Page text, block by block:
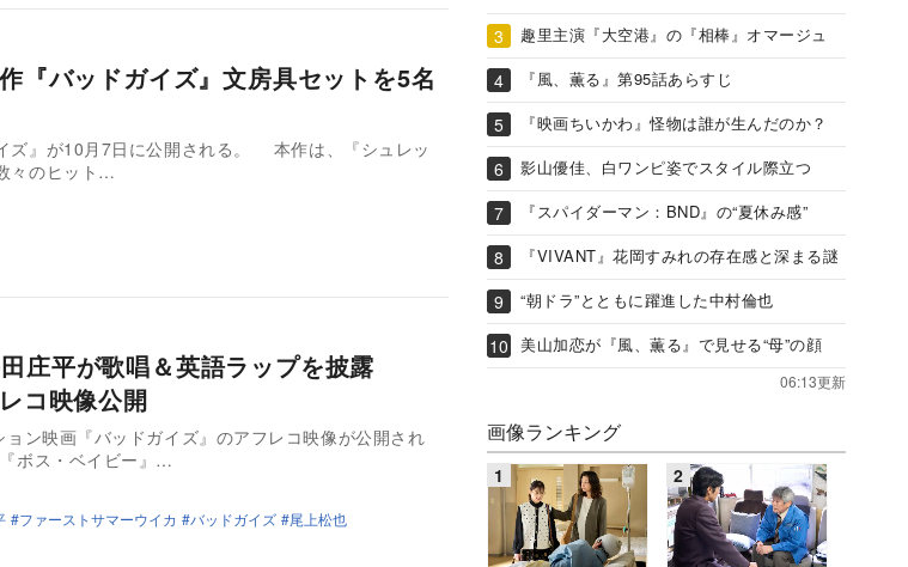
『バッドガイズ』文房具セットを5名
7日に公開される。 本作は、『シュレッ
々のヒット…
庄平が歌唱＆英語ラップを披露
コ映像公開
ン映画『バッドガイズ』のアフレコ映像が公開され
ボス・ベイビー』…
ファーストサマーウイカ バッドガイズ 尾上松也
趣里主演『大空港』の『相棒』オマージュ
『風、薫る』第95話あらすじ
『映画ちいかわ』怪物は誰が生んだのか？
影山優佳、白ワンピ姿でスタイル際立つ
『スパイダーマン：BND』の“夏休み感”
『VIVANT』花岡すみれの存在感と深まる謎
“朝ドラ”とともに躍進した中村倫也
美山加恋が『風、薫る』で見せる“母”の顔
06:13更新
画像ランキング